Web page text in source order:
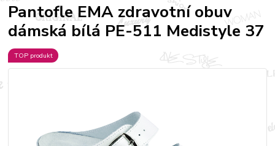
Pantofle EMA zdravotní obuv
dámská bílá PE-511 Medistyle 37
TOP produkt